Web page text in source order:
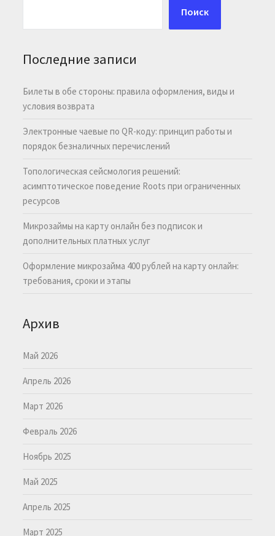
Поиск
Последние записи
Билеты в обе стороны: правила оформления, виды и
условия возврата
Электронные чаевые по QR-коду: принцип работы и
порядок безналичных перечислений
Топологическая сейсмология решений:
асимптотическое поведение Roots при ограниченных
ресурсов
Микрозаймы на карту онлайн без подписок и
дополнительных платных услуг
Оформление микрозайма 400 рублей на карту онлайн:
требования, сроки и этапы
Архив
Май 2026
Апрель 2026
Март 2026
Февраль 2026
Ноябрь 2025
Май 2025
Апрель 2025
Март 2025